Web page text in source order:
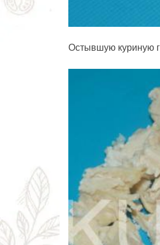
Остывшую куриную